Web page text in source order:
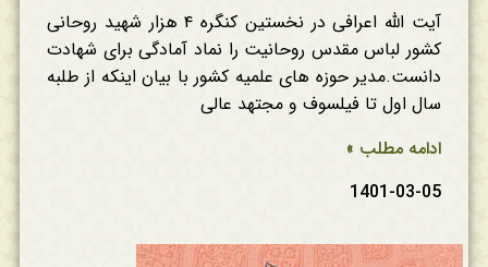
آیت الله اعرافی در نخستین کنگره ۴ هزار شهید روحانی
کشور لباس مقدس روحانیت را نماد آمادگی برای شهادت
دانست.مدیر حوزه های علمیه کشور با بیان اینکه از طلبه
سال اول تا فیلسوف و مجتهد عالی
ادامه مطلب »
1401-03-05